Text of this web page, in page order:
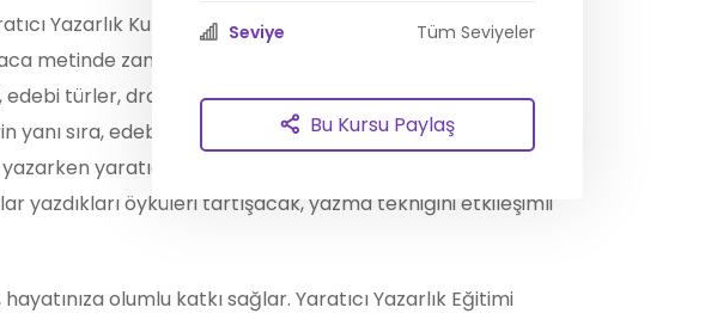
Yazarlık Kursu’nda kurmaca edebiyat yapıtlarının (öykü
metinde zamanın kullanımı, mekânın işlevi, karakterlerin
edebi türler, dramatik gerilimin oluşturulması gibi yazma
sıra, edebiyatın insan yaratıcılığı ile ilişkisi irdelenecek,
yaratıcılıklarını daha iyi ortaya koyabilmeleri için yol
yazdıkları öyküleri tartışacak, yazma tekniğini etkileşimli
olumlu katkı sağlar. Yaratıcı Yazarlık Eğitimi
Seviye Tüm Seviyeler
Bu Kursu Paylaş